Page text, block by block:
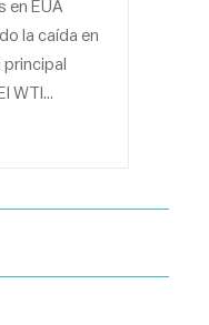
en EUA
la caída en
WTI…